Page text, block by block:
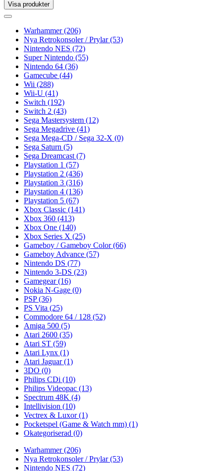
Visa produkter
Toggle
Toggle
navigationWarhammer(206)
Nya Retrokonsoler / Prylar(53)
Nintendo NES (72)
Super Nintendo (55)
Nintendo 64 (36)
Gamecube (44)
Wii (288)
Wii-U (41)
Switch (192)
Switch 2 (43)
Sega Mastersystem (12)
Sega Megadrive (41)
Sega Mega-CD / Sega 32-X (0)
Sega Saturn (5)
Sega Dreamcast (7)
Playstation 1 (57)
Playstation 2 (436)
Playstation 3 (316)
Playstation 4 (136)
Playstation 5 (67)
Xbox Classic (141)
Xbox 360 (413)
Xbox One (140)
Xbox Series X (25)
Gameboy / Gameboy Color(66)
Gameboy Advance (57)
Nintendo DS (77)
Nintendo 3-DS (23)
Gamegear(16)
Nokia N-Gage (0)
PSP(36)
PS Vita (25)
Commodore 64 / 128 (52)
Amiga 500 (5)
Atari 2600 (35)
Atari ST (59)
Atari Lynx (1)
Atari Jaguar(1)
3DO (0)
Philips CDi (10)
Philips Videopac (13)
Spectrum 48K (4)
Intellivision (10)
Vectrex & Luxor(1)
Pocketspel (Game & Watch mm) (1)
Okategoriserad (0)
Warhammer(206)
Nya Retrokonsoler / Prylar(53)
Nintendo NES (72)